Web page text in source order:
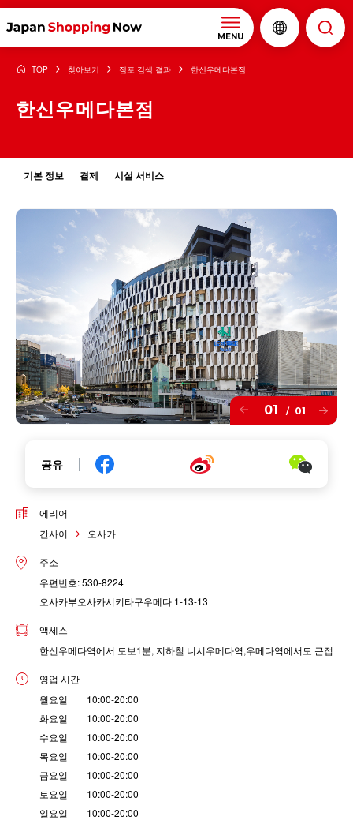
MENU
TOP 찾아보기 점포 검색 결과 한신우메다본점
한신우메다본점
기본 정보 결제 시설 서비스
01 / 01
공유
에리어
간사이
오사카
주소
우편번호: 530-8224
오사카부오사카시키타구우메다 1-13-13
액세스
한신우메다역에서 도보1분, 지하철 니시우메다역,우메다역에서도 근접
영업 시간
월요일 10:00-20:00
화요일 10:00-20:00
수요일 10:00-20:00
목요일 10:00-20:00
금요일 10:00-20:00
토요일 10:00-20:00
일요일 10:00-20:00